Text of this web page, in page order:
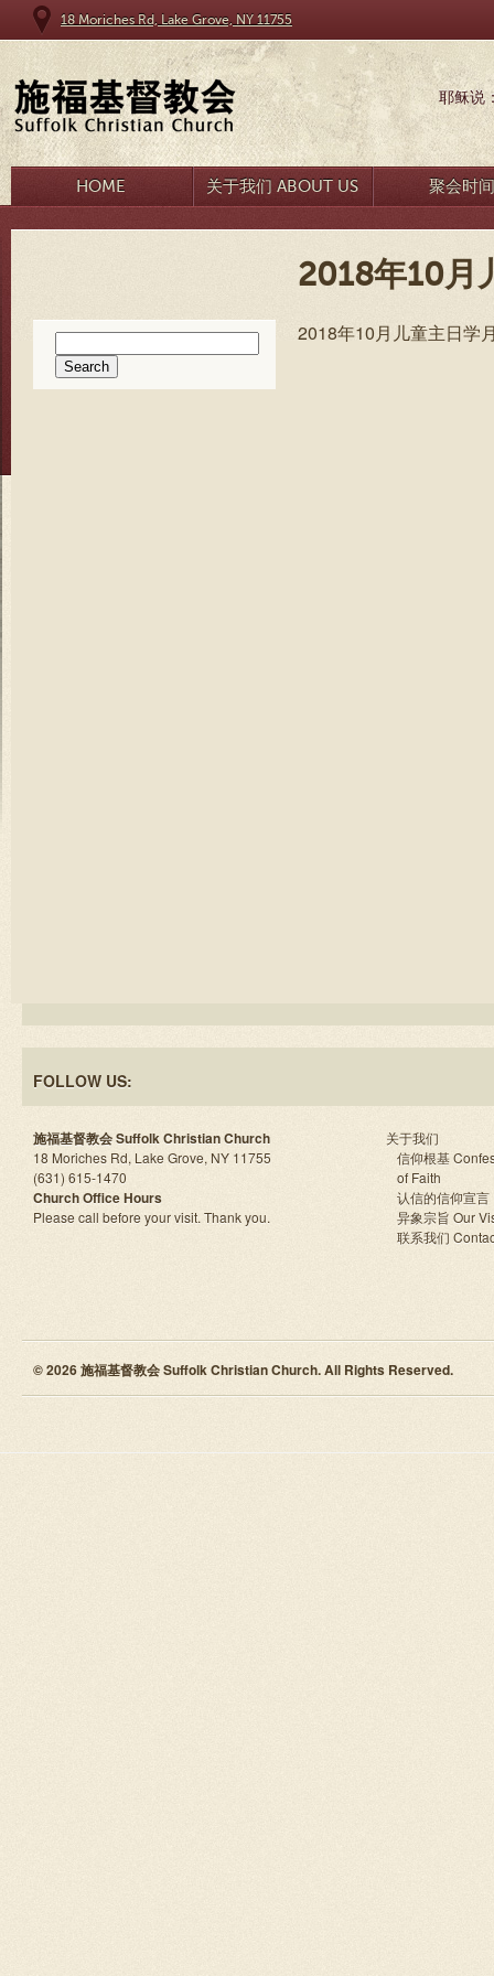
18 Moriches Rd, Lake Grove, NY 11755
耶稣说
HOME 关于我们 ABOUT US 聚会时
2018年10月
for:
2018年10月儿童主日学
FOLLOW US:
施福基督教会 Suffolk Christian Church
18 Moriches Rd, Lake Grove, NY 11755
(631) 615-1470
Church Office Hours
Please call before your visit. Thank you.
关于我们
信仰根基
of Faith
认信的信仰宣言
异象宗旨 Our
联系我们
© 2026 施福基督教会 Suffolk Christian Church. All Rights Reserved.